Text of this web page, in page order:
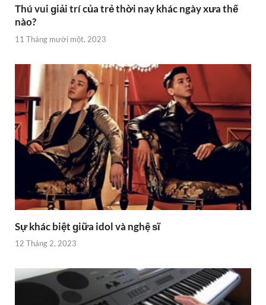
Thú vui ɡiải trí của trẻ thời nay khác ngày xưa thế
nào?
11 Tháng mười một, 2023
Sự khác biệt ɡiữa idol và nghệ ѕĩ
12 Tháng 2, 2023